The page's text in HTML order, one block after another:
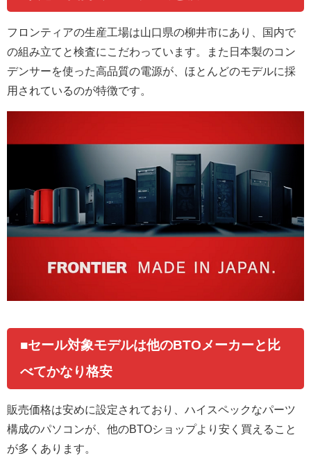
フロンティアの生産工場は山口県の柳井市にあり、国内で
の組み立てと検査にこだわっています。また日本製のコン
デンサーを使った高品質の電源が、ほとんどのモデルに採
用されているのが特徴です。
■セール対象モデルは他のBTOメーカーと比
べてかなり格安
販売価格は安めに設定されており、ハイスペックなパーツ
構成のパソコンが、他のBTOショップより安く買えること
が多くあります。